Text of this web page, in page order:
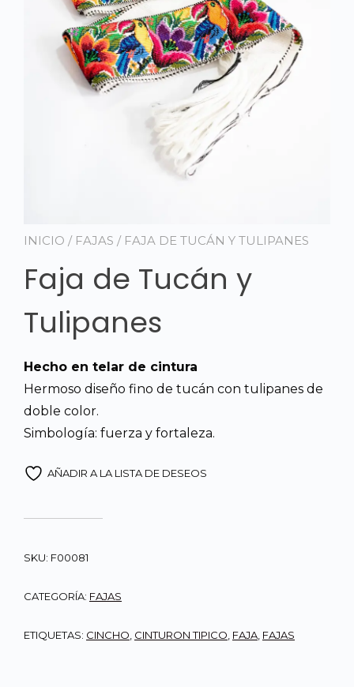
INICIO / FAJAS / FAJA DE TUCÁN Y TULIPANES
Faja de Tucán y
Tulipanes
Hecho en telar de cintura
Hermoso diseño fino de tucán con tulipanes de
doble color.
Simbología: fuerza y fortaleza.
AÑADIR A LA LISTA DE DESEOS
SKU: F00081
CATEGORÍA: FAJAS
ETIQUETAS: CINCHO CINTURON TIPICO FAJA FAJAS